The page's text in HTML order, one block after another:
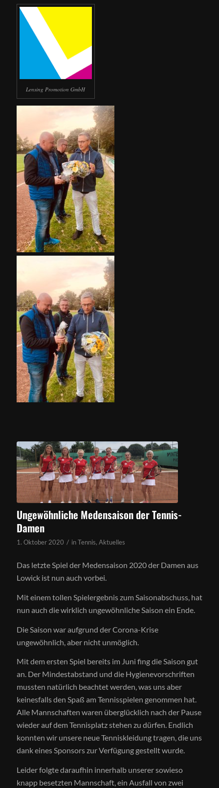
Lensing Promotion GmbH
Ungewöhnliche Medensaison der Tennis-
Damen
1. Oktober 2020 / inTennis, Aktuelles
Das letzte Spiel der Medensaison 2020 der Damen aus
Lowick ist nun auch vorbei.
Mit einem tollen Spielergebnis zum Saisonabschuss, hat
nun auch die wirklich ungewöhnliche Saison ein Ende.
Die Saison war aufgrund der Corona-Krise
ungewöhnlich, aber nicht unmöglich.
Mit dem ersten Spiel bereits im Juni fing die Saison gut
an. Der Mindestabstand und die Hygienevorschriften
mussten natürlich beachtet werden, was uns aber
keinesfalls den Spaß am Tennisspielen genommen hat.
Alle Mannschaften waren überglücklich nach der Pause
wieder auf dem Tennisplatz stehen zu dürfen. Endlich
konnten wir unsere neue Tenniskleidung tragen, die uns
dank eines Sponsors zur Verfügung gestellt wurde.
Leider folgte daraufhin innerhalb unserer sowieso
knapp besetzten Mannschaft, ein Ausfall von zwei